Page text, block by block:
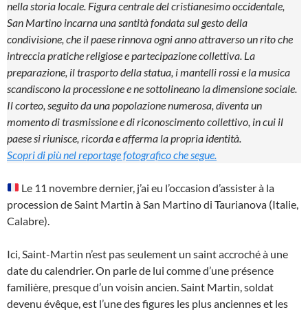
nella storia locale. Figura centrale del cristianesimo occidentale,
San Martino incarna una santità fondata sul gesto della
condivisione, che il paese rinnova ogni anno attraverso un rito che
intreccia pratiche religiose e partecipazione collettiva. La
preparazione, il trasporto della statua, i mantelli rossi e la musica
scandiscono la processione e ne sottolineano la dimensione sociale.
Il corteo, seguito da una popolazione numerosa, diventa un
momento di trasmissione e di riconoscimento collettivo, in cui il
paese si riunisce, ricorda e afferma la propria identità.
Scopri di più nel reportage fotografico che segue.
Le 11 novembre dernier, j’ai eu l’occasion d’assister à la
procession de Saint Martin à San Martino di Taurianova (Italie,
Calabre).
Ici, Saint-Martin n’est pas seulement un saint accroché à une
date du calendrier. On parle de lui comme d’une présence
familière, presque d’un voisin ancien. Saint Martin, soldat
devenu évêque, est l’une des figures les plus anciennes et les